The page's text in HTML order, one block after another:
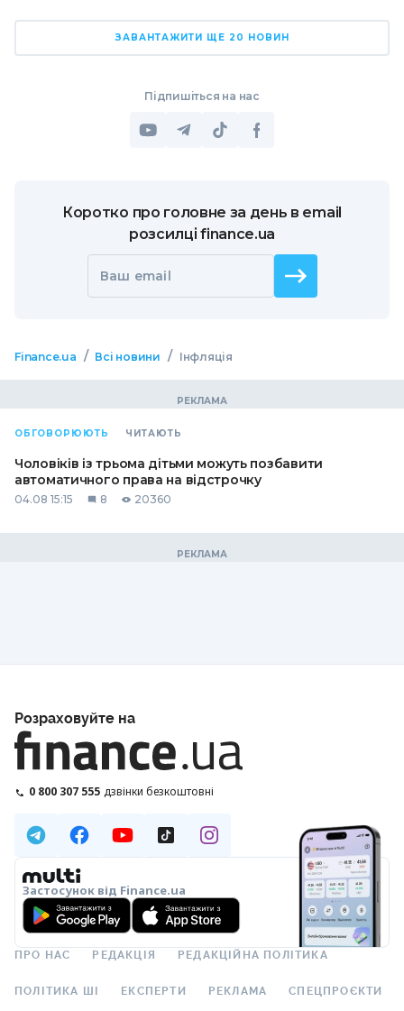
ЗАВАНТАЖИТИ ЩЕ 20 НОВИН
Підпишіться на нас
Коротко про головне за день в email
розсилці finance.ua
Ваш email
Finance.ua / Всі новини / Інфляція
ОБГОВОРЮЮТЬ ЧИТАЮТЬ
Чоловіків із трьома дітьми можуть позбавити
автоматичного права на відстрочку
04.08 15:15 8 20360
Розраховуйте на
0 800 307 555 дзвінки безкоштовні
Застосунок від Finance.ua
ПРО НАС РЕДАКЦІЯ РЕДАКЦІЙНА ПОЛІТИКА
ПОЛІТИКА ШІ ЕКСПЕРТИ РЕКЛАМА СПЕЦПРОЄКТИ